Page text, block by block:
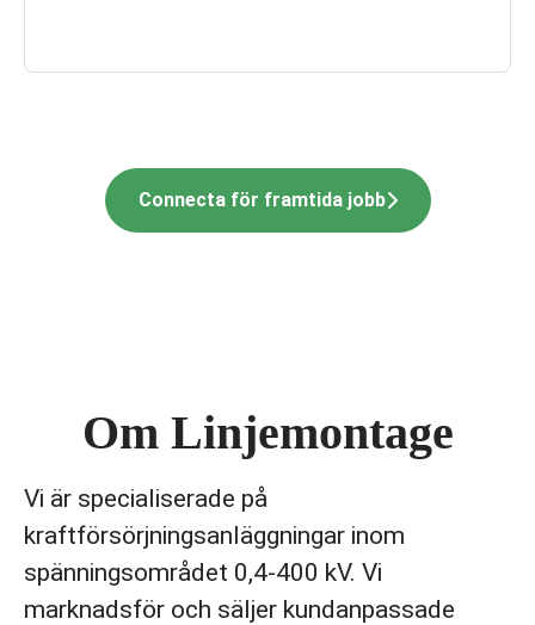
Connecta för framtida jobb
Om Linjemontage
Vi är specialiserade på
kraftförsörjningsanläggningar inom
spänningsområdet 0,4-400 kV. Vi
marknadsför och säljer kundanpassade